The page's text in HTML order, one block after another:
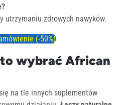
utrzymaniu zdrowych nawyków.
(-50%)
wybrać African
na tle innych suplementów